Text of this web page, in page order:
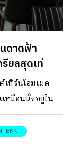
ดาดฟ้า
ยลสุดเท่
ทิร์นโฮมเมด
หมือนนั่งอยู่ใน
งเป็นยุคที่
รออกแบบฟา